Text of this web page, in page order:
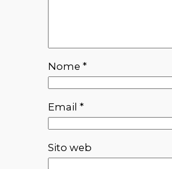
Nome *
Email *
Sito web